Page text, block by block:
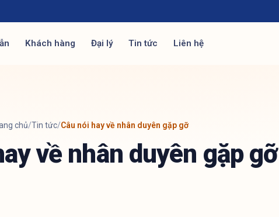
Khách hàng Đại lý Tin tức Liên hệ
chủ/Tin tức/Câu nói hay về nhân duyên gặp gỡ
về nhân duyên gặp gỡ